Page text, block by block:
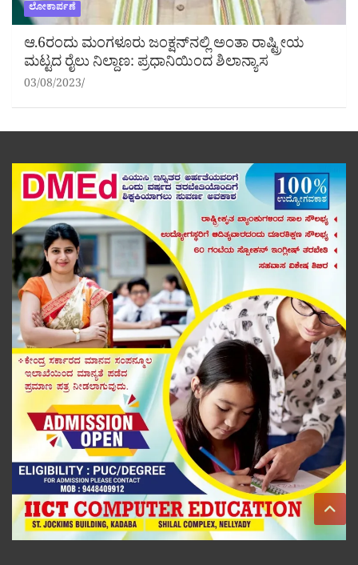
ಲೋಕಾರ್ಪಣೆ
ಆ.6ರಂದು ಮಂಗಳೂರು ಜಂಕ್ಷನ್‌ನಲ್ಲಿ ಅಂತಾ ರಾಷ್ಟ್ರೀಯ
ಮಟ್ಟದ ರೈಲು ನಿಲ್ದಾಣ: ಪ್ರಧಾನಿಯಿಂದ ಶಿಲಾನ್ಯಾಸ
03/08/2023